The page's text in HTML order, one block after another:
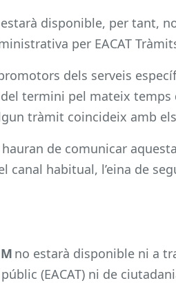
estarà disponible, per tant,
per EACAT
dels serveis
termini pel mateix
tràmit coincideix amb
de comunicar
canal habitual, l’eina de
no estarà disponible ni a
(EACAT) ni de